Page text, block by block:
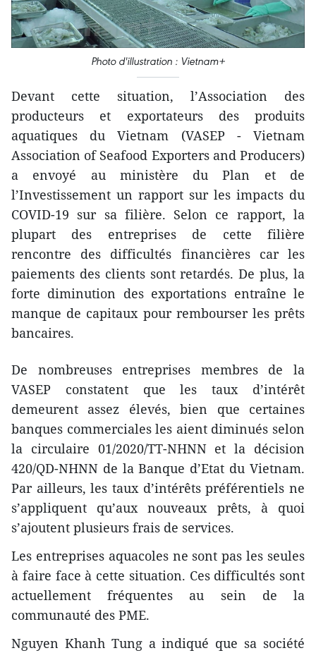
Photo d'illustration : Vietnam+
Devant cette situation, l’Association des
producteurs et exportateurs des produits
aquatiques du Vietnam (VASEP - Vietnam
Association of Seafood Exporters and Producers)
a envoyé au ministère du Plan et de
l’Investissement un rapport sur les impacts du
COVID-19 sur sa filière. Selon ce rapport, la
plupart des entreprises de cette filière
rencontre des difficultés financières car les
paiements des clients sont retardés. De plus, la
forte diminution des exportations entraîne le
manque de capitaux pour rembourser les prêts
bancaires.
De nombreuses entreprises membres de la
VASEP constatent que les taux d’intérêt
demeurent assez élevés, bien que certaines
banques commerciales les aient diminués selon
la circulaire 01/2020/TT-NHNN et la décision
420/QD-NHNN de la Banque d’Etat du Vietnam.
Par ailleurs, les taux d’intérêts préférentiels ne
s’appliquent qu’aux nouveaux prêts, à quoi
s’ajoutent plusieurs frais de services.
Les entreprises aquacoles ne sont pas les seules
à faire face à cette situation. Ces difficultés sont
actuellement fréquentes au sein de la
communauté des PME.
Nguyen Khanh Tung a indiqué que sa société